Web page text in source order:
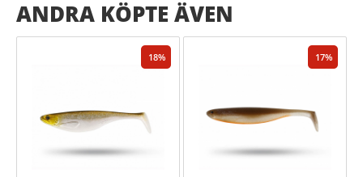
ANDRA KÖPTE ÄVEN
18 17